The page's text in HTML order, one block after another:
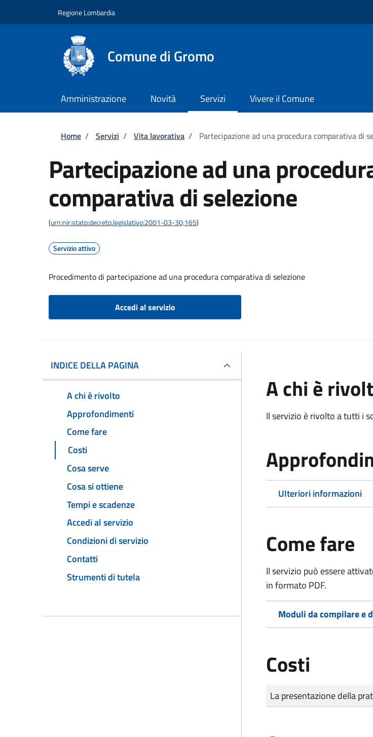
Regione Lombardia
Comune di Gromo
Amministrazione Novità Servizi Vivere il Comune
Briciole di pane
Home / Servizi / Vita lavorativa / Partecipazione ad una procedura comparativa di
Partecipazione ad una
comparativa di selezione
(urn:nir:stato:decreto.legislativo:2001-03-30;165)
Servizio attivo
Procedimento di partecipazione ad una procedura comparativa di selezione
Accedi al servizio
INDICE DELLA PAGINA
A chi è rivolto
Approfondimenti
Come fare
Costi
Cosa serve
Cosa si ottiene
Tempi e scadenze
Accedi al servizio
Condizioni di servizio
Contatti
Strumenti di tutela
A chi è
Il servizio è rivolto a tutti i
Ulteriori informazioni
Come fare
Il servizio può essere
in formato PDF.
Moduli da compilare e
Costi
Tipo di pagamento
Importo
La presentazione della